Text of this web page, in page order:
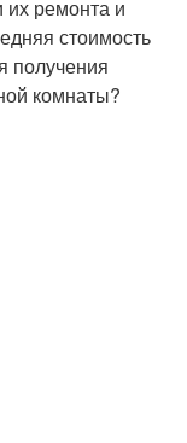
ремонта и
стоимость
получения
комнаты?